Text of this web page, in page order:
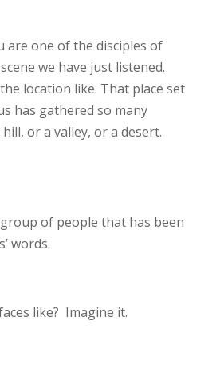
are one of the disciples of
we have just listened.
location like. That place set
has gathered so many
or a valley, or a desert.
of people that has been
words.
like? Imagine it.